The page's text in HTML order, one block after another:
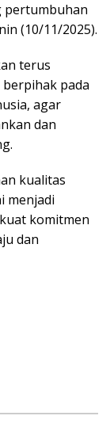
pertumbuhan
(10/11/2025).
terus
pada
agar
dan
kualitas
menjadi
komitmen
dan